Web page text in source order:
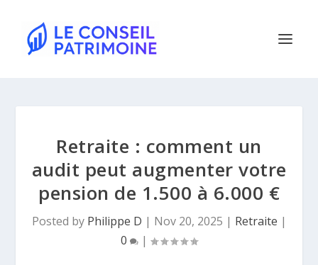
Retraite : comment un
audit peut augmenter votre
pension de 1.500 à 6.000 €
Posted by Philippe D | Nov 20, 2025 | Retraite |
0
|